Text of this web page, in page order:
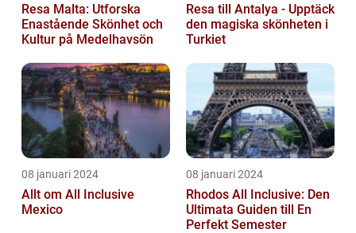
Resa Malta: Utforska
Enastående Skönhet och
Kultur på Medelhavsön
Resa till Antalya - Upptäck
den magiska skönheten i
Turkiet
08 januari 2024
Allt om All Inclusive
Mexico
08 januari 2024
Rhodos All Inclusive: Den
Ultimata Guiden till En
Perfekt Semester